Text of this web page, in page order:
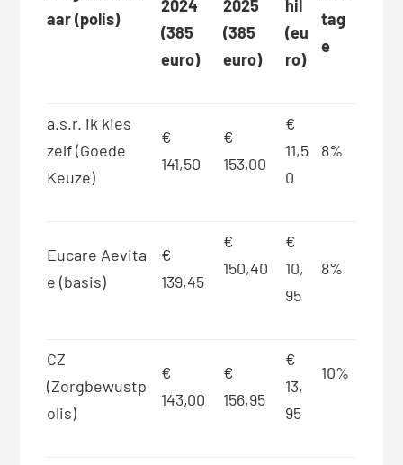
aar (polis)
2024
(385
euro)
2025
(385
euro)
hil
(eu
ro)
tag
e
a.s.r. ik kies
zelf (Goede
Keuze)
€
141,50
€
153,00
€
11,5
0
8%
Eucare Aevita
e (basis)
€
139,45
€
150,40
€
10,
95
8%
CZ
(Zorgbewustp
olis)
€
143,00
€
156,95
€
13,
95
10%